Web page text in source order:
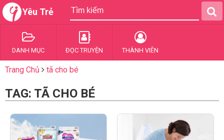
Yêu Trẻ
DANH MỤC ĐỌC TRUYỆN THÀNH VIÊN
Trang Chủ tã cho bé
TAG: TÃ CHO BÉ